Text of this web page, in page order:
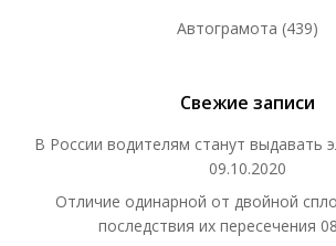
Автограмота (439)
Свежие записи
В России водителям станут выдавать
09.10.2020
Отличие одинарной от двойной
последствия их пересечения